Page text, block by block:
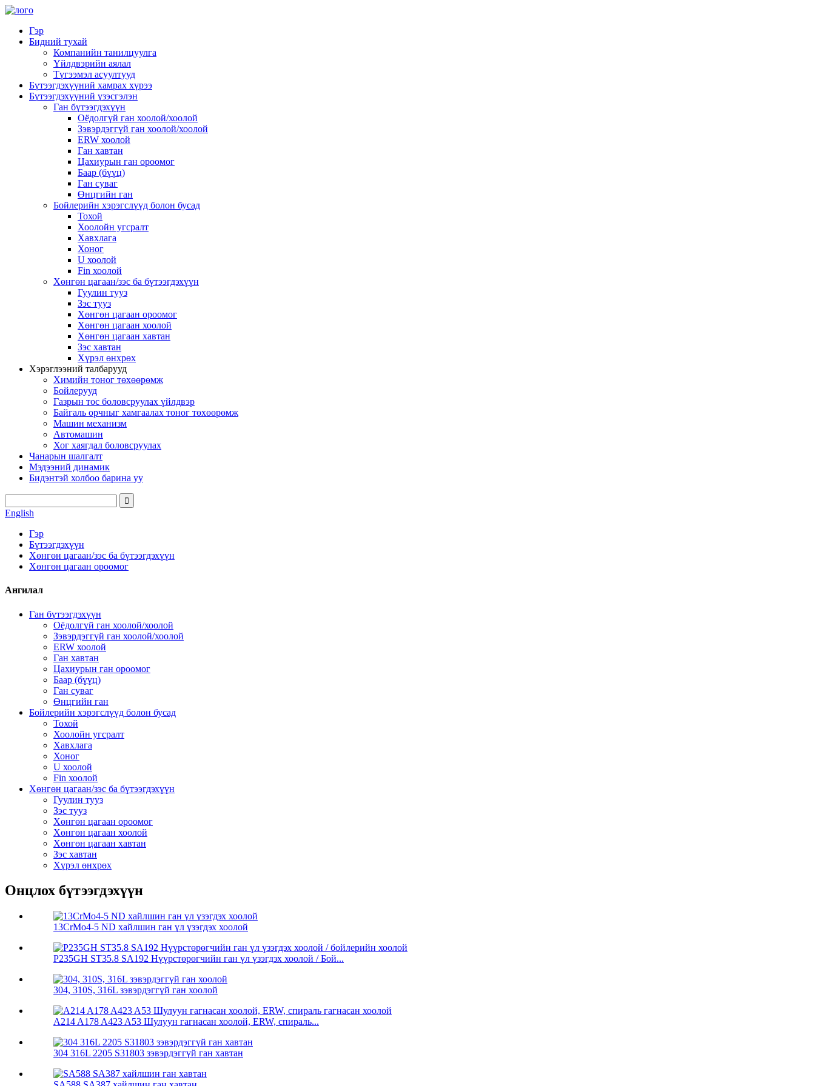
Гэр
Бидний тухай
Компанийн танилцуулга
Үйлдвэрийн аялал
Түгээмэл асуултууд
Бүтээгдэхүүний хамрах хүрээ
Бүтээгдэхүүний үзэсгэлэн
Ган бүтээгдэхүүн
Оёдолгүй ган хоолой/хоолой
Зэвэрдэггүй ган хоолой/хоолой
ERW хоолой
Ган хавтан
Цахиурын ган ороомог
Баар (бүүц)
Ган суваг
Өнцгийн ган
Бойлерийн хэрэгслүүд болон бусад
Тохой
Хоолойн угсралт
Хавхлага
Хоног
U хоолой
Fin хоолой
Хөнгөн цагаан/зэс ба бүтээгдэхүүн
Гуулин тууз
Зэс тууз
Хөнгөн цагаан ороомог
Хөнгөн цагаан хоолой
Хөнгөн цагаан хавтан
Зэс хавтан
Хүрэл өнхрөх
Хэрэглээний талбарууд
Химийн тоног төхөөрөмж
Бойлерууд
Газрын тос боловсруулах үйлдвэр
Байгаль орчныг хамгаалах тоног төхөөрөмж
Машин механизм
Автомашин
Хог хаягдал боловсруулах
Чанарын шалгалт
Мэдээний динамик
Бидэнтэй холбоо барина уу
English
Гэр
Бүтээгдэхүүн
Хөнгөн цагаан/зэс ба бүтээгдэхүүн
Хөнгөн цагаан ороомог
Ангилал
Ган бүтээгдэхүүн
Оёдолгүй ган хоолой/хоолой
Зэвэрдэггүй ган хоолой/хоолой
ERW хоолой
Ган хавтан
Цахиурын ган ороомог
Баар (бүүц)
Ган суваг
Өнцгийн ган
Бойлерийн хэрэгслүүд болон бусад
Тохой
Хоолойн угсралт
Хавхлага
Хоног
U хоолой
Fin хоолой
Хөнгөн цагаан/зэс ба бүтээгдэхүүн
Гуулин тууз
Зэс тууз
Хөнгөн цагаан ороомог
Хөнгөн цагаан хоолой
Хөнгөн цагаан хавтан
Зэс хавтан
Хүрэл өнхрөх
Онцлох бүтээгдэхүүн
13CrMo4-5 ND хайлшин ган үл үзэгдэх хоолой
P235GH ST35.8 SA192 Нүүрстөрөгчийн ган үл үзэгдэх хоолой / Бой...
304, 310S, 316L зэвэрдэггүй ган хоолой
A214 A178 A423 A53 Шулуун гагнасан хоолой, ERW, спираль...
304 316L 2205 S31803 зэвэрдэггүй ган хавтан